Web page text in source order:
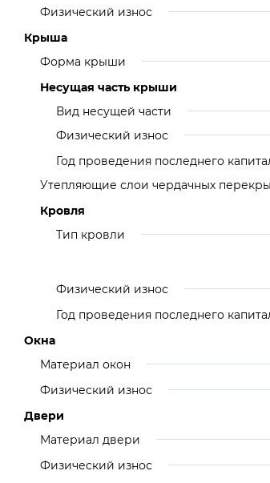
Физический износ
Крыша
Форма крыши
Несущая часть крыши
Вид несущей части
Физический износ
Год проведения последнего
Утепляющие слои чердачных
Кровля
Тип кровли
Физический износ
Год проведения последнего
Окна
Материал окон
Физический износ
Двери
Материал двери
Физический износ